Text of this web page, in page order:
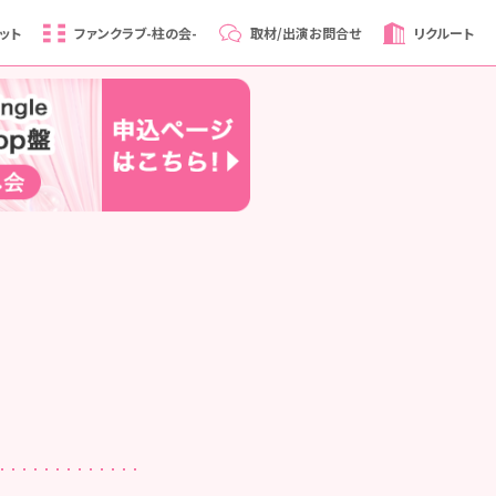
ト ファンクラブ-柱の会- 取材/出演お問合せ リクルート